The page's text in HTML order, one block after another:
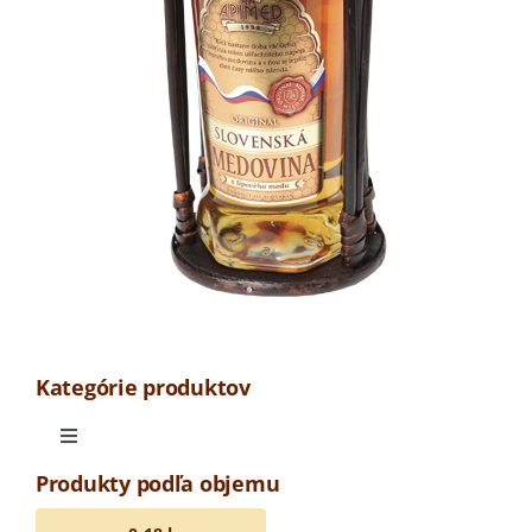
Kategórie produktov
Toggle
Navigation
Odrodová medovina
Produkty podľa objemu